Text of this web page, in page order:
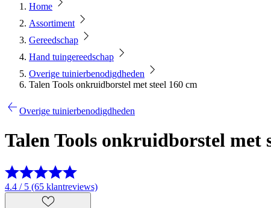
Home
Assortiment
Gereedschap
Hand tuingereedschap
Overige tuinierbenodigdheden
Talen Tools onkruidborstel met steel 160 cm
Overige tuinierbenodigdheden
Talen Tools onkruidborstel met
4.4 / 5 (65 klantreviews)